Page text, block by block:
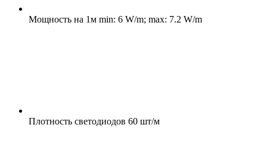
Мощность на 1м min: 6 W/m; max: 7.2 W/m
Плотность светодиодов 60 шт/м